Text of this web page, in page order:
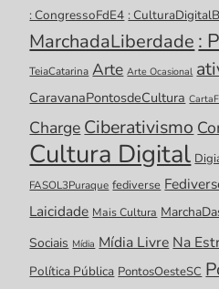
: CongressoFdE4 :
MarchadaLiberdade :
TeiaCatarina Arte Arte Ocasional
CaravanaPontosdeCultura
ChargeCiberativismo
Cultura Digital
FASOL3Puraque fediverse
Laicidade Mais Cultura
Sociais Mídia Mídia LivreNa
Política Pública PontosOesteSC